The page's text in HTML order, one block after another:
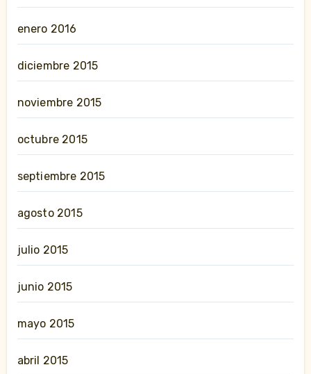
enero 2016
diciembre 2015
noviembre 2015
octubre 2015
septiembre 2015
agosto 2015
julio 2015
junio 2015
mayo 2015
abril 2015